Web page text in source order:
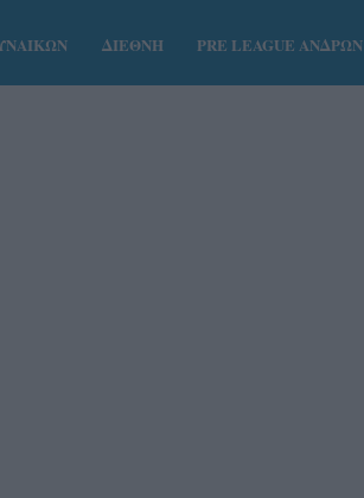
ΔΙΕΘΝΗ PRE LEAGUE ΑΝΔΡΩΝ